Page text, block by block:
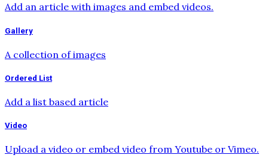
Add an article with images and embed videos.
Gallery
A collection of images
Ordered List
Add a list based article
Video
Upload a video or embed video from Youtube or Vimeo.